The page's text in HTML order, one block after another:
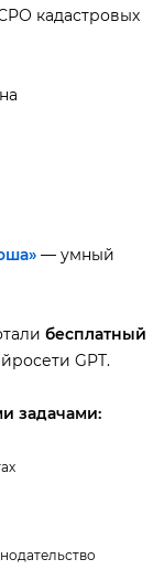
кадастровых
— умный
есплатный
GPT.
задачами: